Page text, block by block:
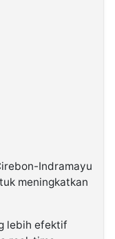
Indramayu
meningkatkan
lebih efektif